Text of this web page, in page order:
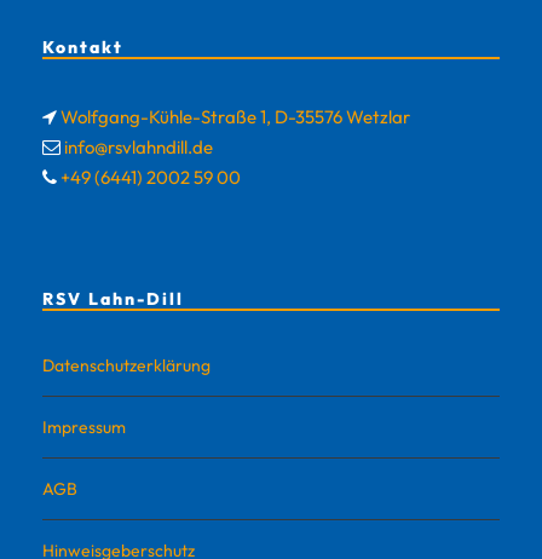
Kontakt
Wolfgang-Kühle-Straße 1, D-35576 Wetzlar
info@rsvlahndill.de
+49 (6441) 2002 59 00
RSV Lahn-Dill
Datenschutzerklärung
Impressum
AGB
Hinweisgeberschutz